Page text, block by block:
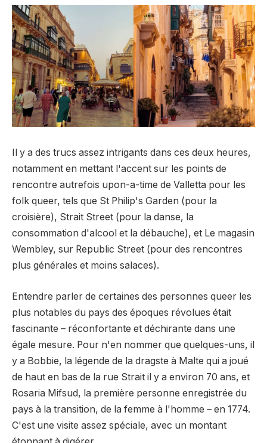
Il y a des trucs assez intrigants dans ces deux heures,
notamment en mettant l'accent sur les points de
rencontre autrefois upon-a-time de Valletta pour les
folk queer, tels que St Philip's Garden (pour la
croisière), Strait Street (pour la danse, la
consommation d'alcool et la débauche), et Le magasin
Wembley, sur Republic Street (pour des rencontres
plus générales et moins salaces).
Entendre parler de certaines des personnes queer les
plus notables du pays des époques révolues était
fascinante – réconfortante et déchirante dans une
égale mesure. Pour n'en nommer que quelques-uns, il
y a Bobbie, la légende de la dragste à Malte qui a joué
de haut en bas de la rue Strait il y a environ 70 ans, et
Rosaria Mifsud, la première personne enregistrée du
pays à la transition, de la femme à l'homme – en 1774.
C'est une visite assez spéciale, avec un montant